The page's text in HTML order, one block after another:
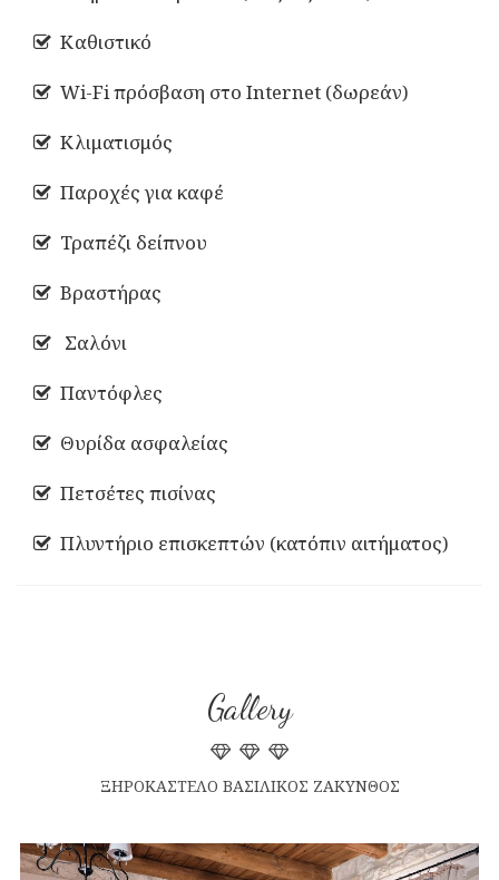
Καθιστικό
Wi-Fi πρόσβαση στο Internet (δωρεάν)
Κλιματισμός
Παροχές για καφέ
Τραπέζι δείπνου
Βραστήρας
Σαλόνι
Παντόφλες
Θυρίδα ασφαλείας
Πετσέτες πισίνας
Πλυντήριο επισκεπτών (κατόπιν αιτήματος)
Gallery
ΞΗΡΟΚΑΣΤΕΛΟ ΒΑΣΙΛΙΚΟΣ ΖΑΚΥΝΘΟΣ